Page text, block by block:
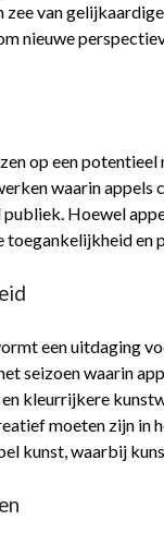
zee van
nieuwe
op een
waarin appels
Hoewel
toegankelijkheid
een uitdaging
seizoen waarin
kleurrijkere
moeten zijn in
kunst, waarbij